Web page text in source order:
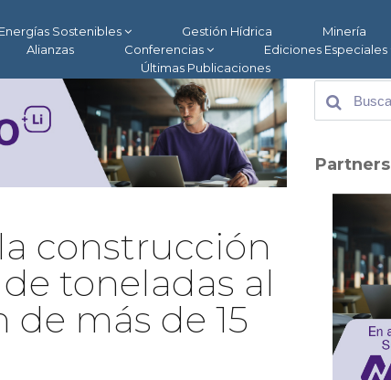
Energías Sostenibles Gestión Hídrica Minería
Alianzas Conferencias Ediciones Especiales
Últimas Publicaciones
construcción
toneladas al
más de 15
Partners